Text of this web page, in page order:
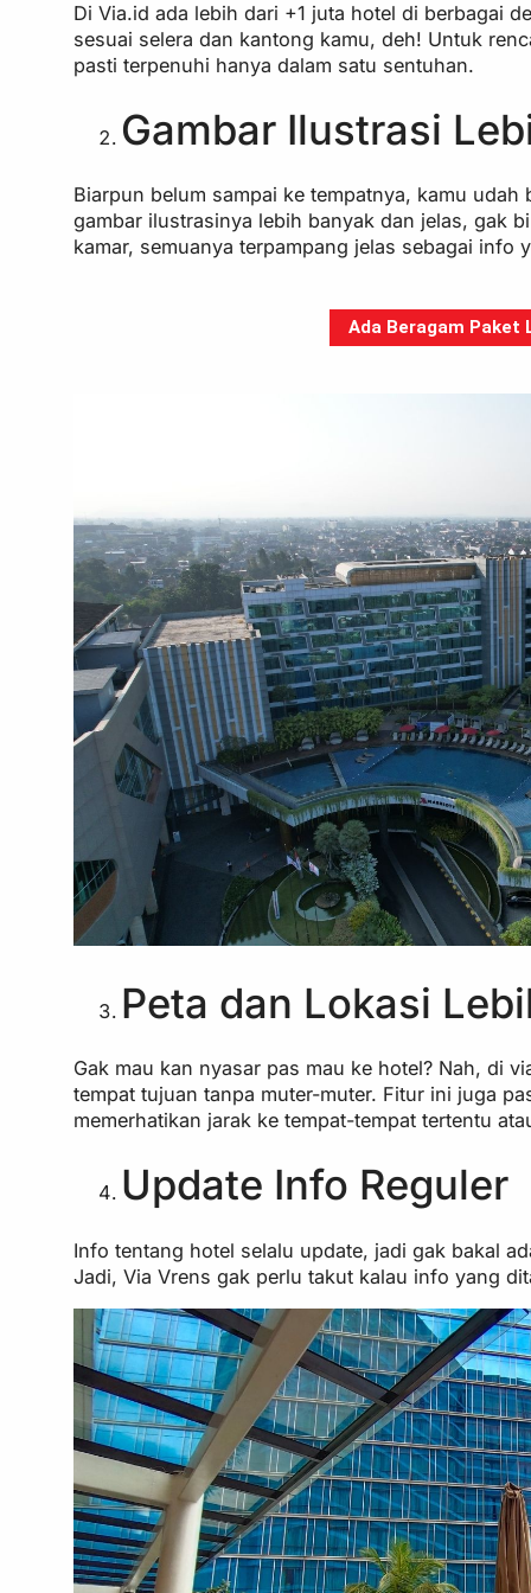
Di Via.id ada lebih dari +1 juta hotel di berbagai
sesuai selera dan kantong kamu, deh! Untuk
pasti terpenuhi hanya dalam satu sentuhan.
Gambar Ilustrasi
Biarpun belum sampai ke tempatnya, kamu
gambar ilustrasinya lebih banyak dan jelas, gak
kamar, semuanya terpampang jelas sebagai info
Ada Beragam Paket
Peta dan Lokasi
Gak mau kan nyasar pas mau ke hotel? Nah, di
tempat tujuan tanpa muter-muter. Fitur ini juga
memerhatikan jarak ke tempat-tempat tertentu
Update Info Reguler
Info tentang hotel selalu update, jadi gak bakal
Jadi, Via Vrens gak perlu takut kalau info yang